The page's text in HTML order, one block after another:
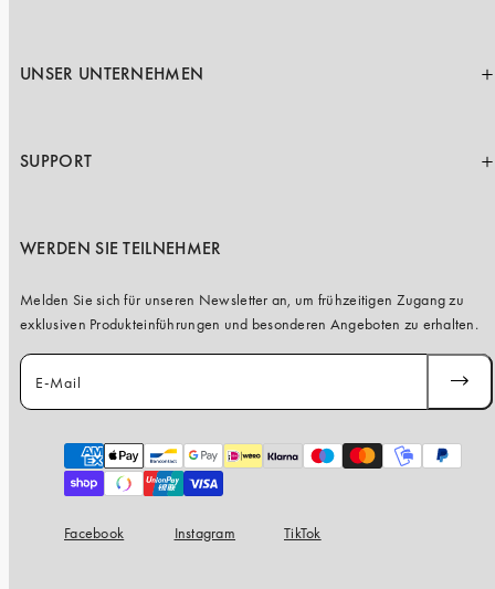
UNSER UNTERNEHMEN
SUPPORT
WERDEN SIE TEILNEHMER
Melden Sie sich für unseren Newsletter an, um frühzeitigen Zugang zu
exklusiven Produkteinführungen und besonderen Angeboten zu erhalten.
E-Mail
Zahlungsarten
Facebook Instagram TikTok